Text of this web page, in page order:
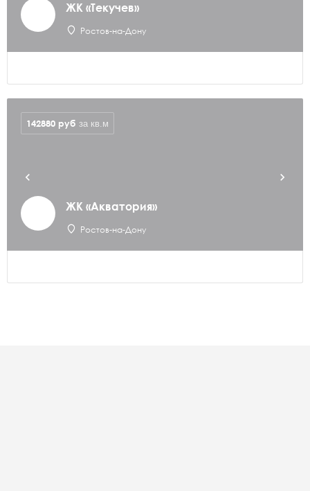
ЖК «Текучев»
Ростов-на-Дону
ЖК «Акватория»
Ростов-на-Дону
142880 руб за кв.м